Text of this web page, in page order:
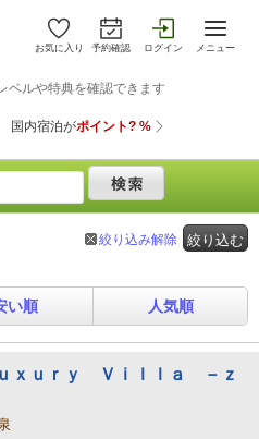
お気に入り 予約確認 ログイン メニュー
絞り込む
絞り込み解除
い順 人気順
ｘｕｒｙ Ｖｉｌｌａ －ｚ